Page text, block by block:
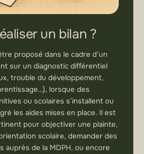
un bilan ?
proposé dans le cadre d’un
sur un diagnostic différentiel
trouble du développement,
lorsque des
ou scolaires s’installent ou
les aides mises en place. Il est
pour objectiver une plainte,
scolaire, demander des
auprès de la MDPH, ou encore